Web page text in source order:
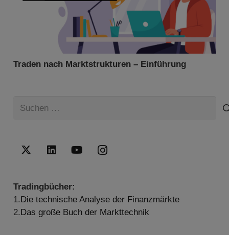
Traden nach Marktstrukturen – Einführung
Tradingbücher:
1. Die technische Analyse der Finanzmärkte
2. Das große Buch der Markttechnik